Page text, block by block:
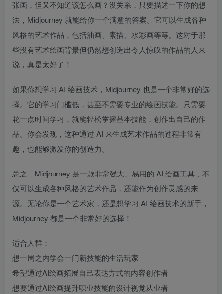
张画，但又不知道该怎么画？没关系，只要描述一下你的想
法，Midjourney 就能给你一个满意的答案。它可以生成各种
风格的艺术作品，包括油画、素描、水彩画等等。这对于那
些没有艺术绘画背景但仍然想创造出令人惊叹的作品的人来
说，真是太好了！
如果你想学习 AI 绘画技术，Midjourney 也是一个非常好的选
择。它的学习门槛低，甚至不需要专业的绘画技能。只需要
花一点时间学习，就能轻松掌握基本技能，创作出自己的作
品。你会发现，这种通过 AI 来生成艺术作品的过程非常有
趣，也能够激发你的创造力。
总之，Midjourney 是一款非常强大、易用的 AI 绘画工具，不
仅可以生成各种风格的艺术作品，还能作为创作灵感的来
源。无论你是一个艺术家，还是想学习 AI 绘画技术的新手，
Midjourney 都是一个非常好的选择！
适合人群：
想一周之内学会一门新技能的生活玩家
希望通过AI绘画拓展自己表达方式的内容创作者
想要通过AI绘画提升职业技能的设计视觉从业者